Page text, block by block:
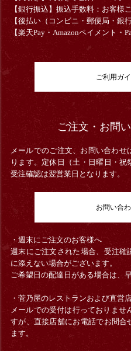
【銀行振込】振込手数料：お客様
【後払い（コンビニ・郵便局・銀
【楽天Pay・Amazonペイメント・
ご利用ガ
ご注文・お問
メールでのご注文、お問い合わせ
ります。定休日（土・日曜日・祝
受注確認は翌営業日となります。
お問い合
・週末にご注文のお客様へ
週末にご注文された場合、受注確
に添えない場合がございます。
ご希望日の配達日がある場合は、
・菅乃屋のレストランおよび直営
メールでの受付は行っておりませ
すが、直接店舗にお電話でお問
ます。